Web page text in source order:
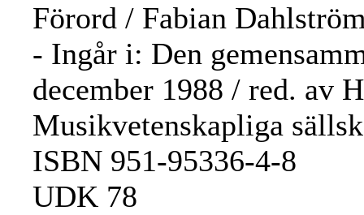
Förord / Fabian
- Ingår i: Den
december 1988 / red. av
Musikvetenskapliga
ISBN 951-95336-4-8
UDK 78